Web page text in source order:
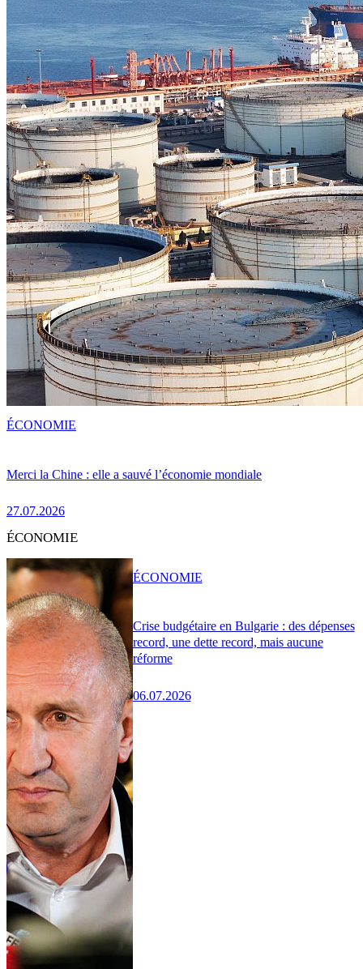
Merci la Chine : elle a sauvé l’économie mondiale
27.07.2026
ÉCONOMIE
ÉCONOMIE
Crise budgétaire en Bulgarie : des dépenses
record, une dette record, mais aucune
réforme
06.07.2026
ÉCONOMIE